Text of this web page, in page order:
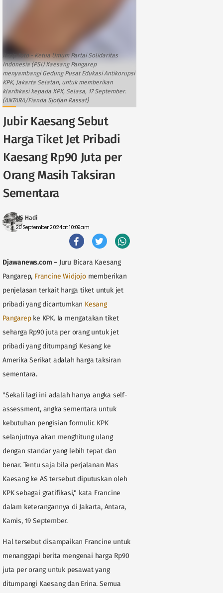
Arsip foto - Ketua Umum Partai Solidaritas
Indonesia (PSI) Kaesang Pangarep
menyambangi Gedung Pusat Edukasi Antikorupsi
KPK, Jakarta Selatan, untuk memberikan
klarifikasi kepada KPK, Selasa, 17 September.
(ANTARA/Fianda Sjofjan Rassat)
Jubir Kaesang Sebut
Harga Tiket Jet Pribadi
Kaesang Rp90 Juta per
Orang Masih Taksiran
Sementara
MS Hadi
20 September 2024 at 10:09am
Djawanews.com – Juru Bicara Kaesang
Pangarep, Francine Widjojomemberikan
penjelasan terkait harga tiket untuk jet
pribadi yang dicantumkan Kesang
Pangarepke KPK. Ia mengatakan tiket
seharga Rp90 juta per orang untuk jet
pribadi yang ditumpangi Kesang ke
Amerika Serikat adalah harga taksiran
sementara.
"Sekali lagi ini adalah hanya angka self-
assessment, angka sementara untuk
kebutuhan pengisian formulir. KPK
selanjutnya akan menghitung ulang
dengan standar yang lebih tepat dan
benar. Tentu saja bila perjalanan Mas
Kaesang ke AS tersebut diputuskan oleh
KPK sebagai gratifikasi," kata Francine
dalam keterangannya di Jakarta, Antara,
Kamis, 19 September.
Hal tersebut disampaikan Francine untuk
menanggapi berita mengenai harga Rp90
juta per orang untuk pesawat yang
ditumpangi Kaesang dan Erina. Semua